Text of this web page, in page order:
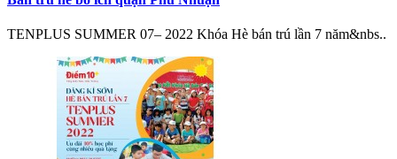
TENPLUS SUMMER 07– 2022 Khóa Hè bán trú lần 7 năm&nbs..